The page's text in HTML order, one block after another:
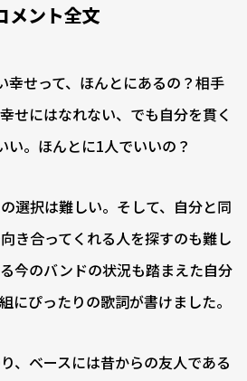
メント全文
せって、ほんとにあるの？相手
せにはなれない、でも自分を貫く
い。ほんとに1人でいいの？
選択は難しい。そして、自分と同
き合ってくれる人を探すのも難し
今のバンドの状況も踏まえた自分
にぴったりの歌詞が書けました。
、ベースには昔からの友人である